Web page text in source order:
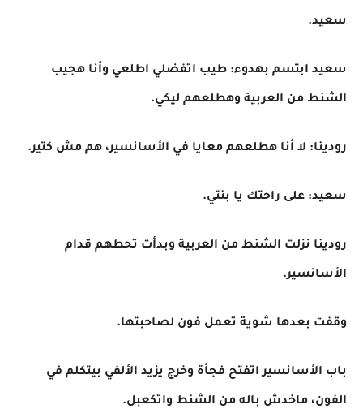
سعيد.
سعيد ابتسم بهدوء: طيب اتفضلي اطلعي وأنا هجيب
الشنط من العربية وهطلعهم ليكي.
رودينا: لا أنا هطلعهم معايا في الأسانسير، هم مش كتير.
سعيد: على راحتك يا بنتي.
رودينا نزلت الشنط من العربية وبدأت تحطهم قدام
الأسانسير.
وقفت بعدها شوية تعمل فون لصاحبتها.
باب الأسانسير اتفتح فجأة وخرج يزيد الألفي بيتكلم في
الفون، ماخدش باله من الشنط واتكعبل.